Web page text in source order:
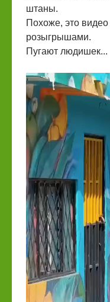
штаны.
Похоже, это видео
розыгрышами.
Пугают людишек...